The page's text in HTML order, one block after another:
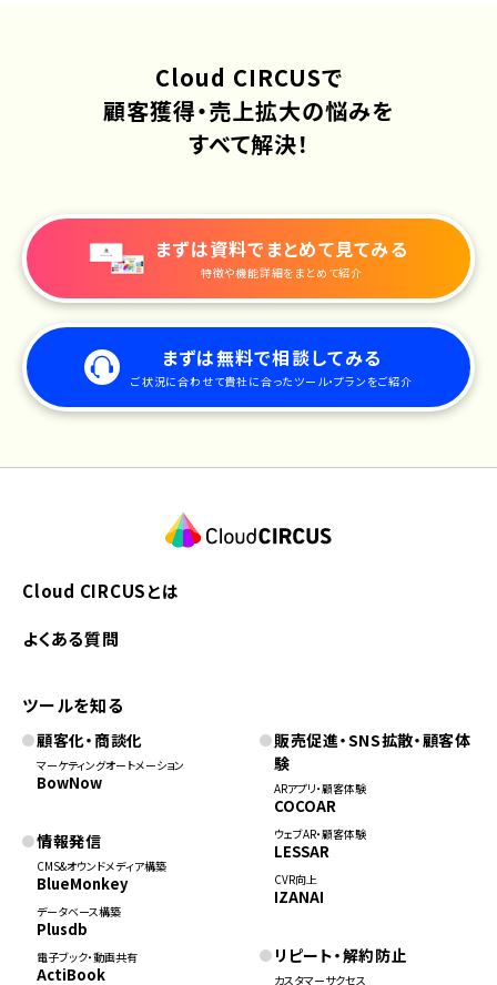
Cloud CIRCUSで
顧客獲得・売上拡大の悩みを
すべて解決！
まずは資料でまとめて見てみる
特徴や機能詳細をまとめて紹介
まずは無料で相談してみる
ご状況に合わせて貴社に合ったツール・プランをご紹介
Cloud CIRCUSとは
よくある質問
ツールを知る
顧客化・商談化
マーケティングオートメーション
BowNow
情報発信
CMS&オウンドメディア構築
BlueMonkey
データベース構築
Plusdb
電子ブック・動画共有
ActiBook
販売促進・SNS拡散・顧客体
験
ARアプリ・顧客体験
COCOAR
ウェブAR・顧客体験
LESSAR
CVR向上
IZANAI
リピート・解約防止
カスタマーサクセス